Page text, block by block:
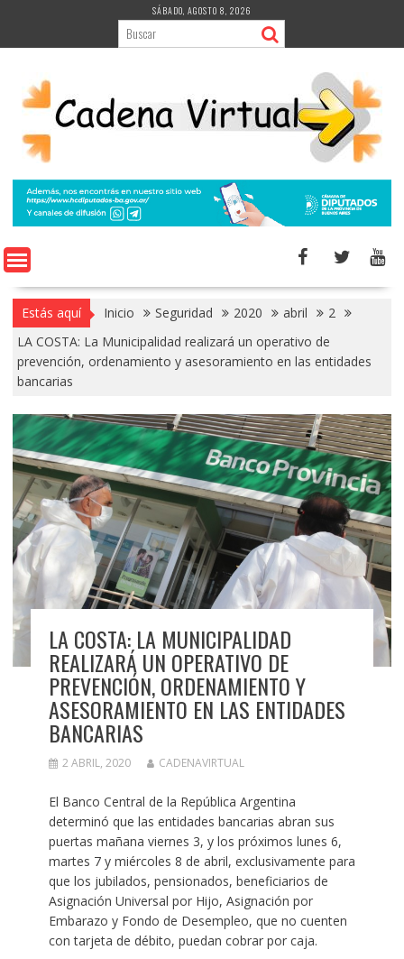
contenido
SÁBADO, AGOSTO 8, 2026
Estás aquí Inicio Seguridad 2020 abril
2
LA COSTA: La Municipalidad realizará un operativo de
prevención, ordenamiento y asesoramiento en las entidades
bancarias
LA COSTA: LA MUNICIPALIDAD
REALIZARÁ UN OPERATIVO DE
PREVENCIÓN, ORDENAMIENTO Y
ASESORAMIENTO EN LAS ENTIDADES
BANCARIAS
2 ABRIL, 2020 CADENAVIRTUAL
El Banco Central de la República Argentina
determinó que las entidades bancarias abran sus
puertas mañana viernes 3, y los próximos lunes 6,
martes 7 y miércoles 8 de abril, exclusivamente para
que los jubilados, pensionados, beneficiarios de
Asignación Universal por Hijo, Asignación por
Embarazo y Fondo de Desempleo, que no cuenten
con tarjeta de débito, puedan cobrar por caja.